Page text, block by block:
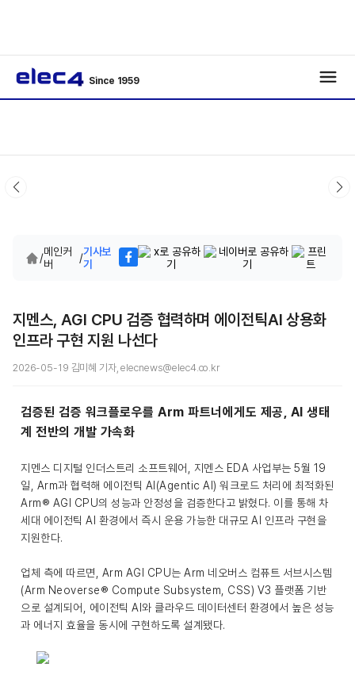
Since 1959
/메인커
버
/기사보
기
지멘스, AGI CPU 검증 협력하며 에이전틱AI 상용화
인프라 구현 지원 나선다
2026-05-19 김미혜 기자, elecnews@elec4.co.kr
검증된 검증 워크플로우를 Arm 파트너에게도 제공, AI 생태
계 전반의 개발 가속화
지멘스 디지털 인더스트리 소프트웨어, 지멘스 EDA 사업부는 5월 19
일, Arm과 협력해 에이전틱 AI(Agentic AI) 워크로드 처리에 최적화된
Arm® AGI CPU의 성능과 안정성을 검증한다고 밝혔다. 이를 통해 차
세대 에이전틱 AI 환경에서 즉시 운용 가능한 대규모 AI 인프라 구현을
지원한다.
업체 측에 따르면, Arm AGI CPU는 Arm 네오버스 컴퓨트 서브시스템
(Arm Neoverse® Compute Subsystem, CSS) V3 플랫폼 기반
으로 설계되어, 에이전틱 AI와 클라우드 데이터센터 환경에서 높은 성능
과 에너지 효율을 동시에 구현하도록 설계됐다.